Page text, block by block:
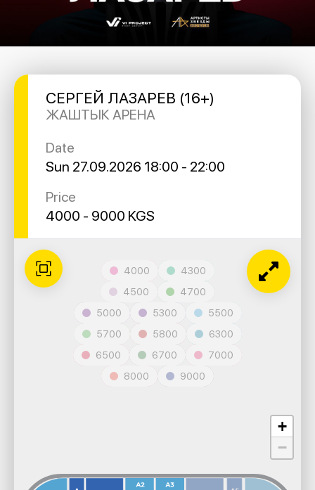
СЕРГЕЙ ЛАЗАРЕВ (16+)
ЖАШТЫК АРЕНА
Date
Sun 27.09.2026 18:00 - 22:00
Price
4000 - 9000 KGS
4000
4300
4500
4700
5000
5300
5500
5700
5800
6300
6500
6700
7000
8000
9000
+
−